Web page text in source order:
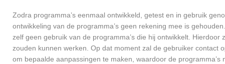
Zodra programma’s eenmaal ontwikkeld, getest en in gebruik
ontwikkeling van de programma’s geen rekening mee is
zelf geen gebruik van de programma’s die hij ontwikkelt.
zouden kunnen werken. Op dat moment zal de gebruiker contact
om bepaalde aanpassingen te maken, waardoor de